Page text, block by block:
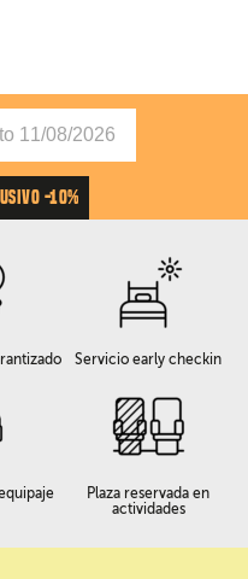
-10%
Servicio early checkin
Plaza reservada en
actividades